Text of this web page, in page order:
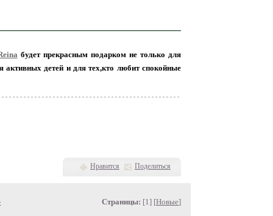
будет прекрасным подарком не только для
детей и для тех,кто любит спокойные
Нравится Поделиться
Страницы: [1] [Новые]